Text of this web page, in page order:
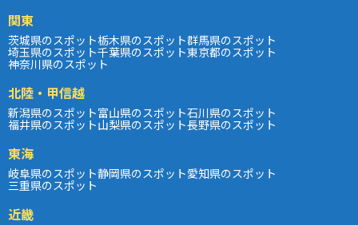
関東
茨城県のスポット栃木県のスポット群馬県のスポット
埼玉県のスポット千葉県のスポット東京都のスポット
神奈川県のスポット
北陸・甲信越
新潟県のスポット富山県のスポット石川県のスポット
福井県のスポット山梨県のスポット長野県のスポット
東海
岐阜県のスポット静岡県のスポット愛知県のスポット
三重県のスポット
近畿